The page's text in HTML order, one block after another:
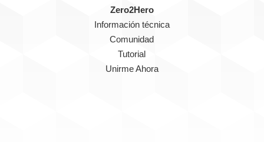
Zero2Hero
Información técnica
Comunidad
Tutorial
Unirme Ahora